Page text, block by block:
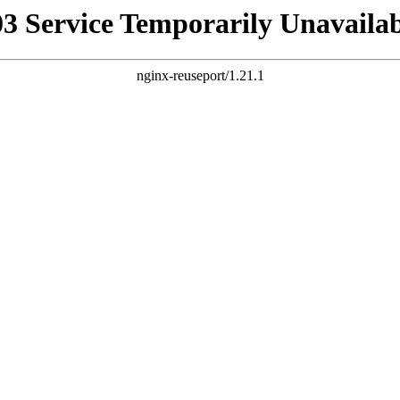
Service Temporarily
nginx-reuseport/1.21.1